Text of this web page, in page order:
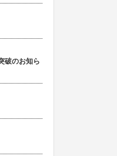
破のお知ら